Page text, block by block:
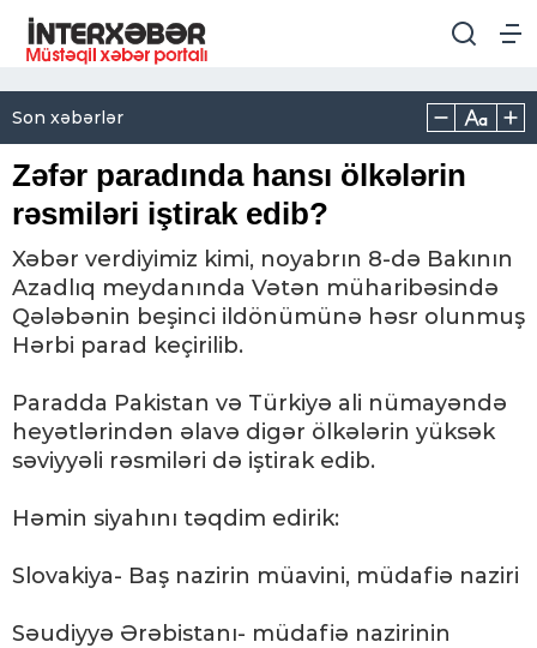
Son xəbərlər
Zəfər paradında hansı ölkələrin
rəsmiləri iştirak edib?
Xəbər verdiyimiz kimi, noyabrın 8-də Bakının
Azadlıq meydanında Vətən müharibəsində
Qələbənin beşinci ildönümünə həsr olunmuş
Hərbi parad keçirilib.
Paradda Pakistan və Türkiyə ali nümayəndə
heyətlərindən əlavə digər ölkələrin yüksək
səviyyəli rəsmiləri də iştirak edib.
Həmin siyahını təqdim edirik:
Slovakiya- Baş nazirin müavini, müdafiə naziri
Səudiyyə Ərəbistanı- müdafiə nazirinin